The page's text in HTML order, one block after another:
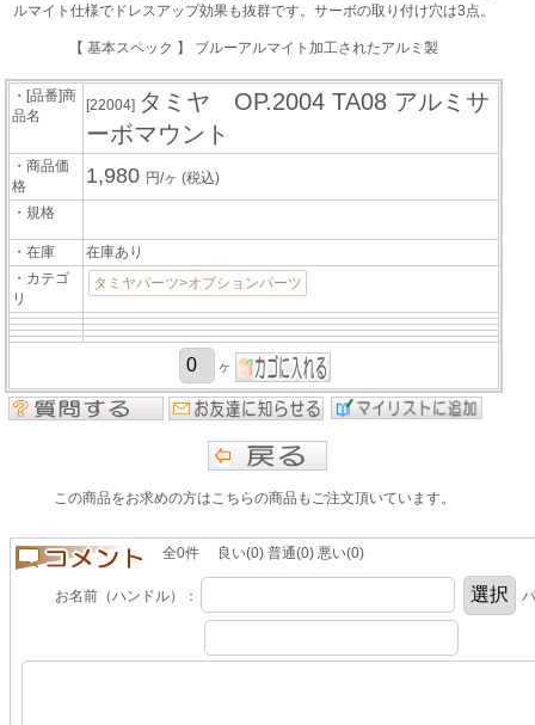
ルマイト仕様でドレスアップ効果も抜群です。サーボの取り付け穴は3点。
【 基本スペック 】 ブルーアルマイト加工されたアルミ製
・[品番]商
品名
[22004] タミヤ OP.2004 TA08 アルミサ
ーボマウント
・商品価
格
1,980 円/ヶ(税込)
・規格
・在庫
在庫あり
・カテゴ
リ
タミヤパーツ>オプションパーツ
ヶ
この商品をお求めの方はこちらの商品もご注文頂いています。
全0件 良い(0) 普通(0) 悪い(0)
お名前（ハンドル）：